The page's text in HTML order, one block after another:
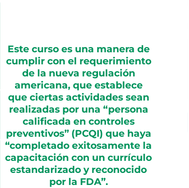
Este curso es una manera de
cumplir con el requerimiento
de la nueva regulación
americana, que establece
que ciertas actividades sean
realizadas por una “persona
calificada en controles
preventivos” (PCQI) que haya
“completado exitosamente la
capacitación con un currículo
estandarizado y reconocido
por la FDA”.